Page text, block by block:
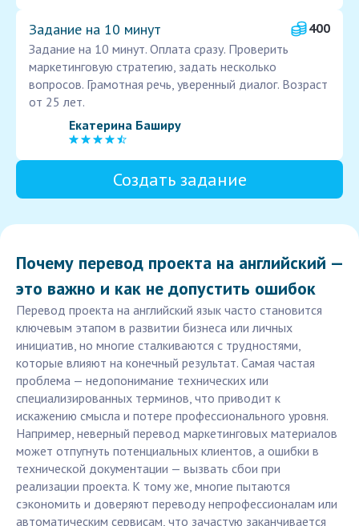
Задание на 10 минут
400
Задание на 10 минут. Оплата сразу. Проверить
маркетинговую стратегию, задать несколько
вопросов. Грамотная речь, уверенный диалог. Возраст
от 25 лет.
Екатерина Баширу
Создать задание
Почему перевод проекта на английский —
это важно и как не допустить ошибок
Перевод проекта на английский язык часто становится
ключевым этапом в развитии бизнеса или личных
инициатив, но многие сталкиваются с трудностями,
которые влияют на конечный результат. Самая частая
проблема — недопонимание технических или
специализированных терминов, что приводит к
искажению смысла и потере профессионального уровня.
Например, неверный перевод маркетинговых материалов
может отпугнуть потенциальных клиентов, а ошибки в
технической документации — вызвать сбои при
реализации проекта. К тому же, многие пытаются
сэкономить и доверяют переводу непрофессионалам или
автоматическим сервисам, что зачастую заканчивается